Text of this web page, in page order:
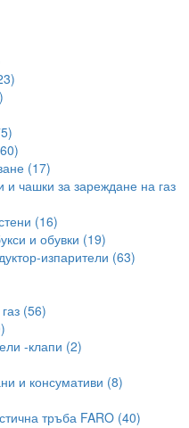
(17)
и чашки за зареждане на газ
(16)
и обувки (19)
изпарители (63)
(56)
-клапи (2)
и консумативи (8)
тръба FARO (40)